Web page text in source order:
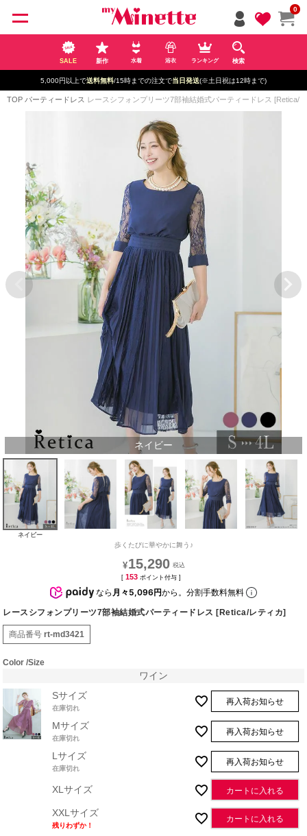
0
SALE 新作 水着 浴衣 ランキング 検索
5,000円以上で送料無料/15時までの注文で当日発送(※土日祝は12時まで)
TOP パーティードレス レースシフォンプリーツ7部袖結婚式パーティードレス [Retica/
ネイビー
ネイビー
歩くたびに華やかに舞う♪
¥15,290
[ 153 ポイント付与 ]
なら 月々5,096円から。分割手数料無料
レースシフォンプリーツ7部袖結婚式パーティードレス [Retica/レティカ]
商品番号 rt-md3421
Color Size
ワイン
Sサイズ
在庫切れ
再入荷お知らせ
Mサイズ
在庫切れ
再入荷お知らせ
Lサイズ
在庫切れ
再入荷お知らせ
XLサイズ カートに入れる
XXLサイズ
残りわずか！
カートに入れる
ペー
ジト
ップ